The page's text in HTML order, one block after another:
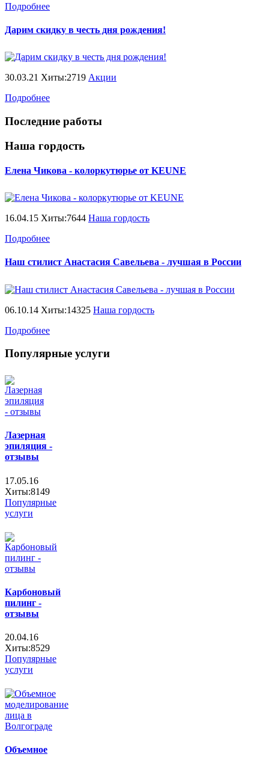
Подробнее
Дарим скидку в честь дня рождения!
30.03.21 Хиты:2719 Акции
Подробнее
Последние работы
Наша гордость
Елена Чикова - колоркутюрье от KEUNE
16.04.15 Хиты:7644 Наша гордость
Подробнее
Наш стилист Анастасия Савельева - лучшая в России
06.10.14 Хиты:14325 Наша гордость
Подробнее
Популярные услуги
Лазерная
эпиляция -
отзывы
17.05.16
Хиты:8149
Популярные
услуги
Карбоновый
пилинг -
отзывы
20.04.16
Хиты:8529
Популярные
услуги
Объемное